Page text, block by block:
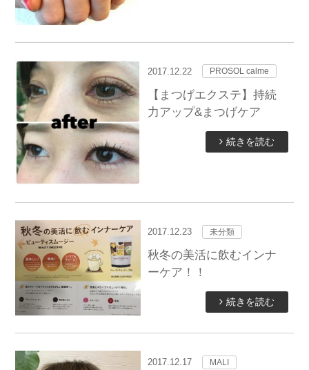
2017.12.22 PROSOL calme
【まつげエクステ】持続
力アップ&まつげケア
続きを読む
2017.12.23 未分類
秋冬の美活に飲むインナ
ーケア！！
続きを読む
2017.12.17 MALI